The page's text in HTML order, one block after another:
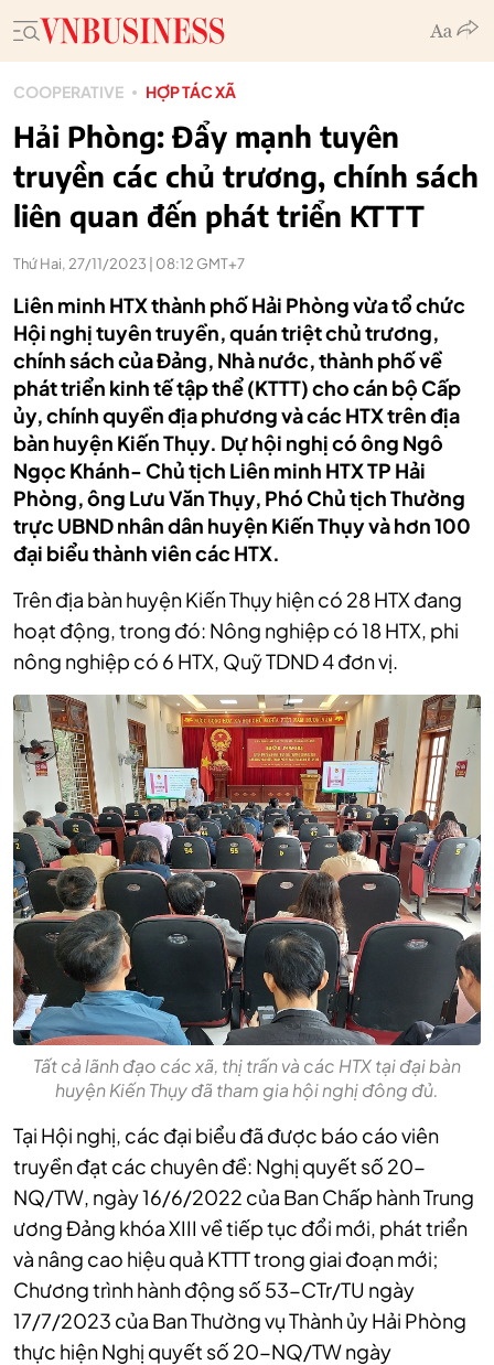
COOPERATIVE HỢP TÁC XÃ
Hải Phòng: Đẩy mạnh tuyên
truyền các chủ trương, chính sách
liên quan đến phát triển KTTT
Thứ Hai, 27/11/2023 | 08:12 GMT+7
Liên minh HTX thành phố Hải Phòng vừa tổ chức
Hội nghị tuyên truyền, quán triệt chủ trương,
chính sách của Đảng, Nhà nước, thành phố về
phát triển kinh tế tập thể (KTTT) cho cán bộ Cấp
ủy, chính quyền địa phương và các HTX trên địa
bàn huyện Kiến Thụy. Dự hội nghị có ông Ngô
Ngọc Khánh- Chủ tịch Liên minh HTX TP Hải
Phòng, ông Lưu Văn Thụy, Phó Chủ tịch Thường
trực UBND nhân dân huyện Kiến Thụy và hơn 100
đại biểu thành viên các HTX.
Trên địa bàn huyện Kiến Thụy hiện có 28 HTX đang
hoạt động, trong đó: Nông nghiệp có 18 HTX, phi
nông nghiệp có 6 HTX, Quỹ TDND 4 đơn vị.
Tất cả lãnh đạo các xã, thị trấn và các HTX tại đại bàn
huyện Kiến Thụy đã tham gia hội nghị đông đủ.
Tại Hội nghị, các đại biểu đã được báo cáo viên
truyền đạt các chuyên đề: Nghị quyết số 20-
NQ/TW, ngày 16/6/2022 của Ban Chấp hành Trung
ương Đảng khóa XIII về tiếp tục đổi mới, phát triển
và nâng cao hiệu quả KTTT trong giai đoạn mới;
Chương trình hành động số 53-CTr/TU ngày
17/7/2023 của Ban Thường vụ Thành ủy Hải Phòng
thực hiện Nghị quyết số 20-NQ/TW ngày